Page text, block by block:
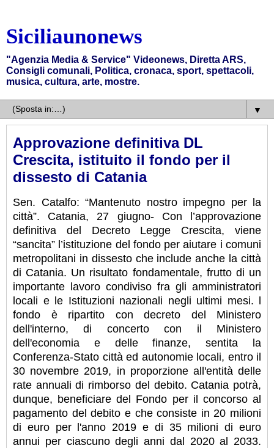
Siciliaunonews
"Agenzia Media & Service" Videonews, Diretta ARS,
Consigli comunali, Politica, cronaca, sport, spettacoli,
musica, cultura, arte, mostre.
▼
Approvazione definitiva DL
Crescita, istituito il fondo per il
dissesto di Catania
Sen. Catalfo: “Mantenuto nostro impegno per la
città”. Catania, 27 giugno- Con l’approvazione
definitiva del Decreto Legge Crescita, viene
“sancita” l’istituzione del fondo per aiutare i comuni
metropolitani in dissesto che include anche la città
di Catania. Un risultato fondamentale, frutto di un
importante lavoro condiviso fra gli amministratori
locali e le Istituzioni nazionali negli ultimi mesi. l
fondo è ripartito con decreto del Ministero
dell'interno, di concerto con il Ministero
dell'economia e delle finanze, sentita la
Conferenza-Stato città ed autonomie locali, entro il
30 novembre 2019, in proporzione all'entità delle
rate annuali di rimborso del debito. Catania potrà,
dunque, beneficiare del Fondo per il concorso al
pagamento del debito e che consiste in 20 milioni
di euro per l'anno 2019 e di 35 milioni di euro
annui per ciascuno degli anni dal 2020 al 2033.